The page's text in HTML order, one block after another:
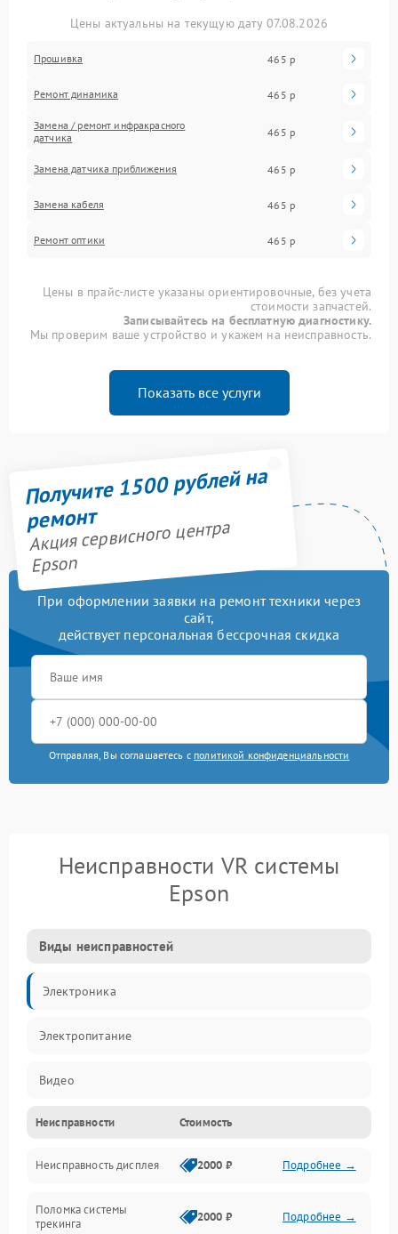
Цены актуальны на текущую дату 07.08.2026
Прошивка 465 р
Ремонт динамика 465 р
Замена / ремонт инфракрасного
датчика
465 р
Замена датчика приближения 465 р
Замена кабеля 465 р
Ремонт оптики 465 р
Цены в прайс-листе указаны ориентировочные, без учета
стоимости запчастей.
Записывайтесь на бесплатную диагностику.
Мы проверим ваше устройство и укажем на неисправность.
Показать все услуги
Получите 1500 рублей на
ремонт
Акция сервисного центра
Epson
При оформлении заявки на ремонт техники через
сайт,
действует персональная бессрочная скидка
Отправляя, Вы соглашаетесь с политикой конфиденциальности
Неисправности VR системы
Epson
Виды неисправностей
Электроника
Электропитание
Видео
ПО
Сенсоры
Механические повреждения
Неисправности Стоимость
Неисправность дисплея 2000 ₽ Подробнее →
Поломка системы
трекинга
2000 ₽ Подробнее →